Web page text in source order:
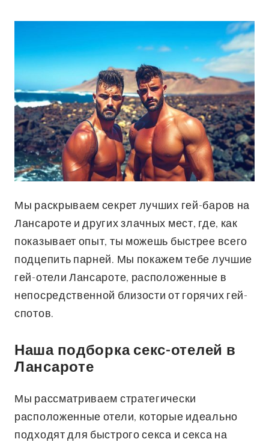
Мы раскрываем секрет лучших гей-баров на
Лансароте и других злачных мест, где, как
показывает опыт, ты можешь быстрее всего
подцепить парней. Мы покажем тебе лучшие
гей-отели Лансароте, расположенные в
непосредственной близости от горячих гей-
спотов.
Наша подборка секс-отелей в
Лансароте
Мы рассматриваем стратегически
расположенные отели, которые идеально
подходят для быстрого секса и секса на